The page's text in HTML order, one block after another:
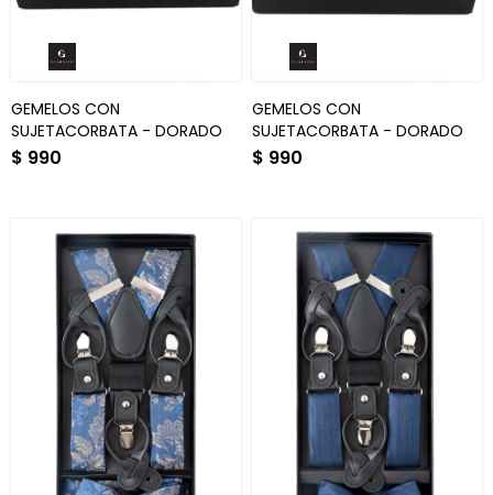
GEMELOS CON
SUJETACORBATA - DORADO
$ 990
GEMELOS CON
SUJETACORBATA - DORADO
$ 990